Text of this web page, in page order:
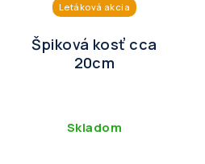
Letáková akcia
Špiková kosť cca
20cm
Skladom